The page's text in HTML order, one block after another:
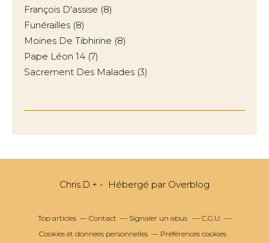
François D'assise (8)
Funérailles (8)
Moines De Tibhirine (8)
Pape Léon 14 (7)
Sacrement Des Malades (3)
Chris.D.+ - Hébergé par Overblog
Top articles Contact Signaler un abus
C.G.U.
Cookies et données personnelles
Préférences cookies